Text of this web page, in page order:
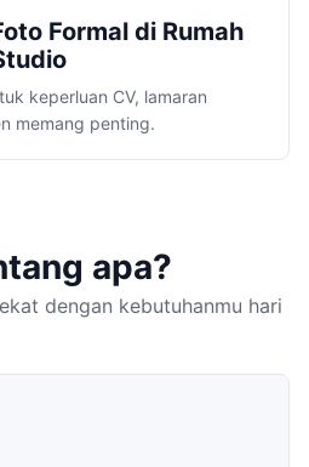
Formal di Rumah
keperluan CV, lamaran
memang penting.
apa?
dengan kebutuhanmu hari